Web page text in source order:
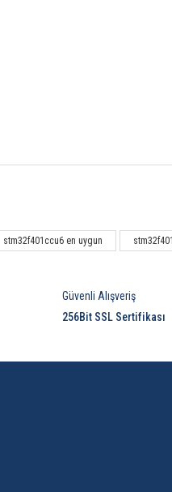
stm32f401ccu6 en uygun
Güvenli Alışveriş
256Bit SSL Sertifikası